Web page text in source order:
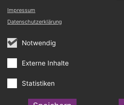
Notwendig
Externe Inhalte
Statistiken
Impressum
Datenschutzerklärung